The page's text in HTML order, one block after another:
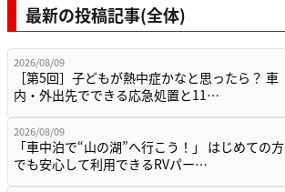
最新の投稿記事(全体)
2026/08/09
［第5回］子どもが熱中症かなと思ったら？ 車
内・外出先でできる応急処置と11…
2026/08/09
「車中泊で“山の湖”へ行こう！」 はじめての方
でも安心して利用できるRVパー…